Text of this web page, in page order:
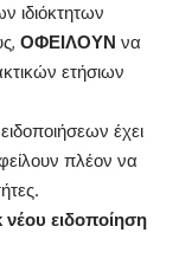
ιδιόκτητων
ΟΦΕΙΛΟΥΝ να
ετήσιων
έχει
πλέον να
ειδοποίηση